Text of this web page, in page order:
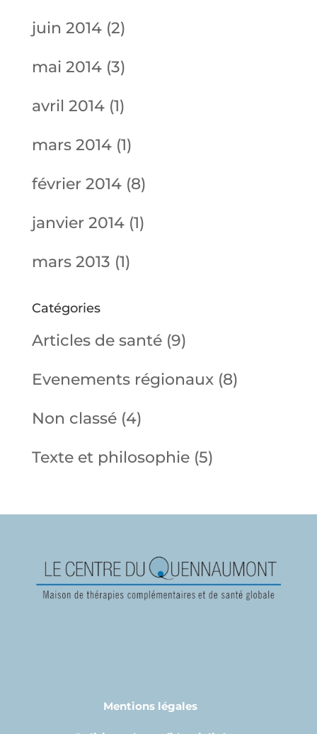
juin 2014(2)
mai 2014(3)
avril 2014(1)
mars 2014(1)
février 2014(8)
janvier 2014(1)
mars 2013 (1)
Catégories
Articles de santé(9)
Evenements régionaux(8)
Non classé(4)
Texte et philosophie(5)
Mentions légales